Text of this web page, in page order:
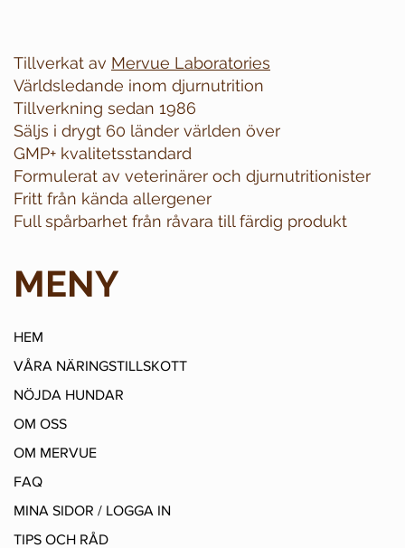
Tillverkat av Mervue Laboratories
Världsledande inom djurnutrition
Tillverkning sedan 1986
Säljs i drygt 60 länder världen över
GMP+ kvalitetsstandard
Formulerat av veterinärer och djurnutritionister
Fritt från kända allergener
Full spårbarhet från råvara till färdig produkt
MENY
HEM
VÅRA NÄRINGSTILLSKOTT
NÖJDA HUNDAR
OM OSS
OM MERVUE
FAQ
MINA SIDOR / LOGGA IN
TIPS OCH RÅD